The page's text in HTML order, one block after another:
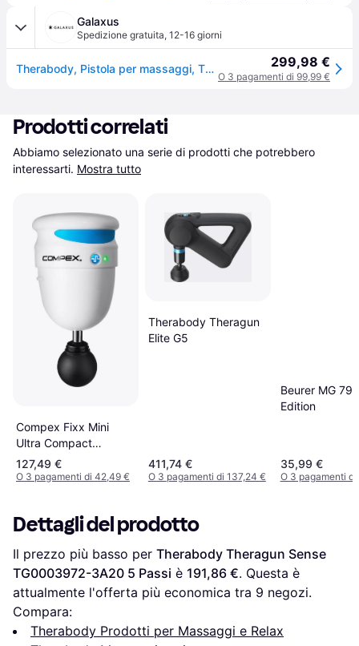
Galaxus
Spedizione gratuita, 12-16 giorni
Therabody, Pistola per massaggi, Theragun Sense (5Passi, 150min) 299,98 €
O 3 pagamenti di 99,99 €
Prodotti correlati
Abbiamo selezionato una serie di prodotti che potrebbero
interessarti. Mostra tutto
Compex Fixx Mini
Ultra Compact
Massage Gun
127,49 €
O 3 pagamenti di 42,49 €
Therabody Theragun
Elite G5
411,74 €
O 3 pagamenti di 137,24 €
Beurer MG 79
Edition
35,99 €
O 3 pagamenti di
Dettagli del prodotto
Il prezzo più basso per Therabody Theragun Sense
TG0003972-3A20 5 Passi è 191,86 €. Questa è
attualmente l'offerta più economica tra 9 negozi.
Compara:
Therabody Prodotti per Massaggi e Relax